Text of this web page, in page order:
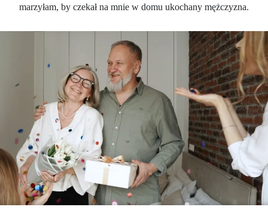
marzyłam, by czekał na mnie w domu ukochany mężczyzna.